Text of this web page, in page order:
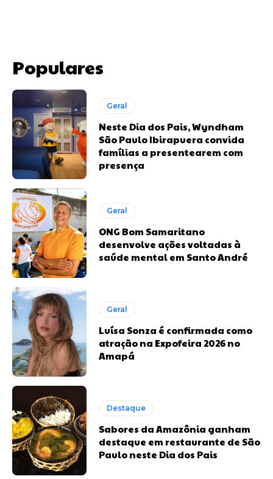
Populares
Geral
Neste Dia dos Pais, Wyndham
São Paulo Ibirapuera convida
famílias a presentearem com
presença
Geral
ONG Bom Samaritano
desenvolve ações voltadas à
saúde mental em Santo André
Geral
Luísa Sonza é confirmada como
atração na Expofeira 2026 no
Amapá
Destaque
Sabores da Amazônia ganham
destaque em restaurante de São
Paulo neste Dia dos Pais